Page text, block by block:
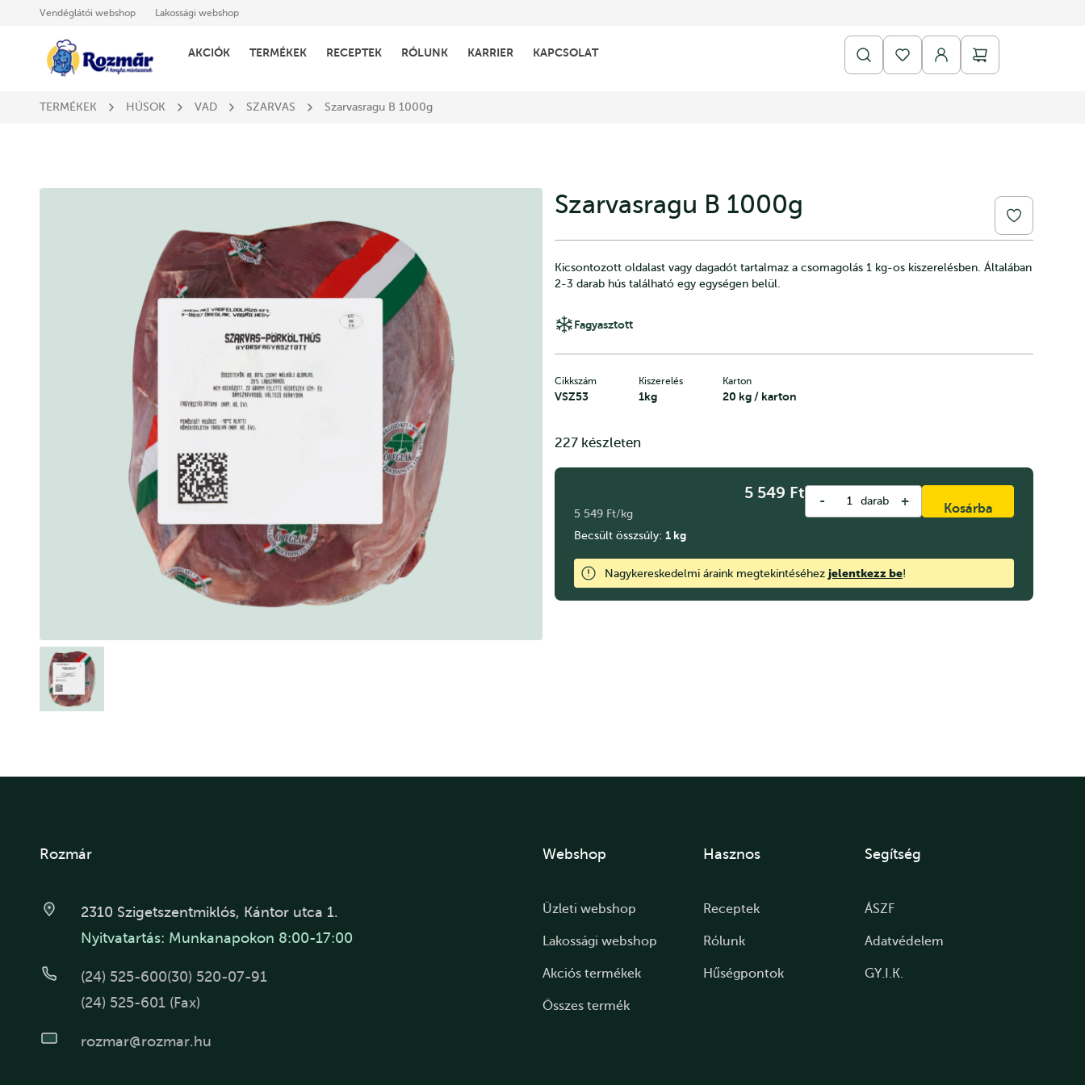
Vendéglátói webshop Lakossági webshop
AKCIÓK TERMÉKEK RECEPTEK RÓLUNK KARRIER KAPCSOLAT
TERMÉKEK HÚSOK VAD SZARVAS Szarvasragu B 1000g
Szarvasragu B 1000g
Kicsontozott oldalast vagy dagadót tartalmaz a csomagolás 1 kg-os kiszerelésben. Általában
2-3 darab hús található egy egységen belül.
Fagyasztott
Cikkszám
VSZ53
Kiszerelés
1kg
Karton
20 kg / karton
227 készleten
5 549 Ft
5 549 Ft/kg
- darab + Kosárba
Becsült összsúly: 1 kg
Nagykereskedelmi áraink megtekintéséhez jelentkezz be!
Rozmár
2310 Szigetszentmiklós, Kántor utca 1.
Nyitvatartás: Munkanapokon 8:00-17:00
(24) 525-600(30) 520-07-91
(24) 525-601 (Fax)
rozmar@rozmar.hu
Webshop
Üzleti webshop
Lakossági webshop
Akciós termékek
Összes termék
Hasznos
Receptek
Rólunk
Hűségpontok
Segítség
ÁSZF
Adatvédelem
GY.I.K.